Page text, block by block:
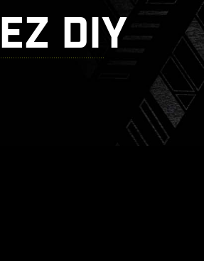
EZ DIY